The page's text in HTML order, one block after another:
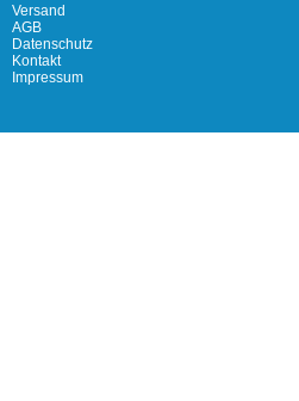
Versand
AGB
Datenschutz
Kontakt
Impressum